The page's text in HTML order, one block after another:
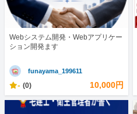
Webシステム開発・Webアプリケー
ション開発ます
funayama_199611
- (0) 10,000円